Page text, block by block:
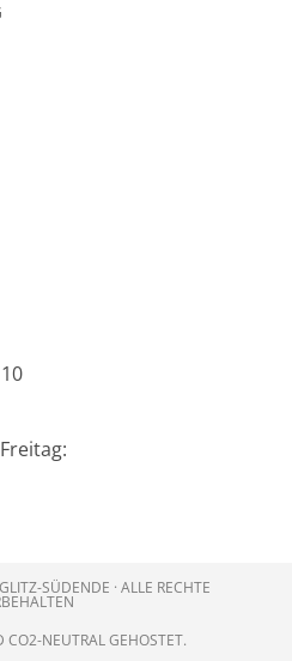
SÜDENDE · ALLE RECHTE
CO2-NEUTRAL GEHOSTET.